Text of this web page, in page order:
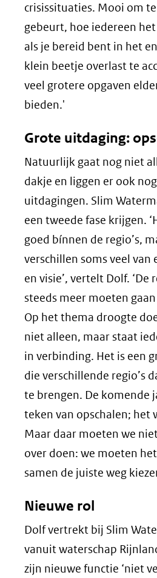
crisissituaties. Mooi om
gebeurt, hoe iedereen
als je bereid bent in het
klein beetje overlast te
veel grotere opgaven
bieden.'
Grote uitdaging:
Natuurlijk gaat nog niet
dakje en liggen er ook
uitdagingen. Slim
een tweede fase krijgen.
goed bínnen de regio’s,
verschillen soms veel van
en visie’, vertelt Dolf. ‘De
steeds meer moeten
Op het thema droogte
niet alleen, maar staat
in verbinding. Het is een
die verschillende regio’s
te brengen. De komende
teken van opschalen; het
Maar daar moeten we
over doen: we moeten
samen de juiste weg
Nieuwe rol
Dolf vertrekt bij Slim
vanuit waterschap
zijn nieuwe functie ‘niet